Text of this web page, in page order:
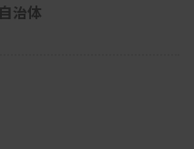
治体